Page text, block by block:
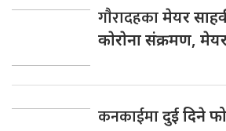
गाैरादहकामेयर
काेराेना संक्रमण,
कनकाईमादुई दिने